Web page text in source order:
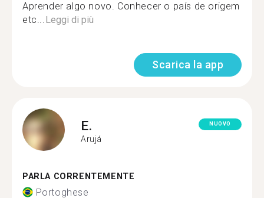
Aprender algo novo. Conhecer o país de origem
etc...Leggi di più
Scarica la app
E.
Arujá
NUOVO
PARLA CORRENTEMENTE
Portoghese